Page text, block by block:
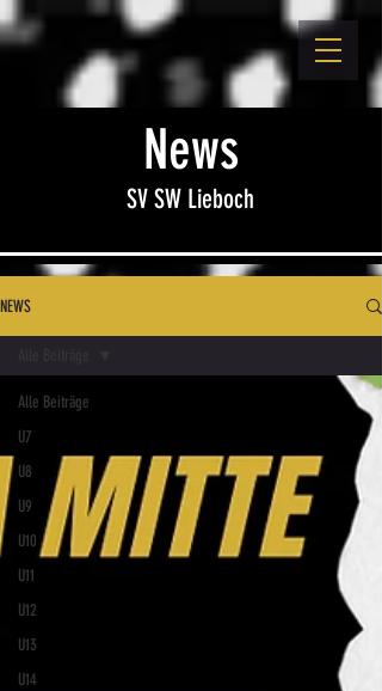
News
SV SW Lieboch
NEWS
Alle Beiträge
U7
U8
U9
U10
U11
U12
U13
U14